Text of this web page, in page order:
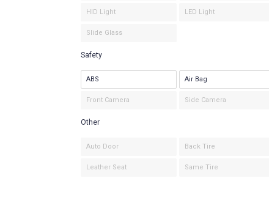
HID Light LED Light
Slide Glass
Safety
ABS Air Bag
Front Camera Side Camera
Other
Auto Door Back Tire
Leather Seat Same Tire